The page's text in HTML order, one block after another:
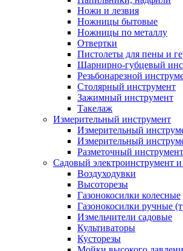
Ножи и лезвия
Ножницы бытовые
Ножницы по металлу
Отвертки
Пистолеты для пены и
Шарнирно-губцевый
Резьбонарезной
Столярный инструмент
Зажимный инструмент
Такелаж
Измерительный инструмент
Измерительный
Измерительный
Разметочный инструмент
Садовый электроинструмент
Воздуходувки
Высоторезы
Газонокосилки колесные
Газонокосилки ручные
Измельчители садовые
Культиваторы
Кусторезы